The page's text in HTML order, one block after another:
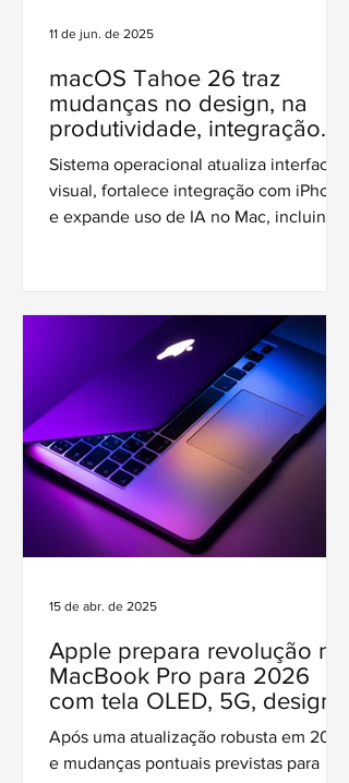
macOS Tahoe 26 traz
mudanças no design, na
produtividade, integração
com Apple Intelligence e
mais
Sistema operacional atualiza interface
visual, fortalece integração com iPhone
e expande uso de IA no Mac, incluindo
11 de jun. de 2025
Apple prepara revolução no
MacBook Pro para 2026
com tela OLED, 5G, design
mais fino e chip M6
Após uma atualização robusta em 2024
e mudanças pontuais previstas para
15 de abr. de 2025